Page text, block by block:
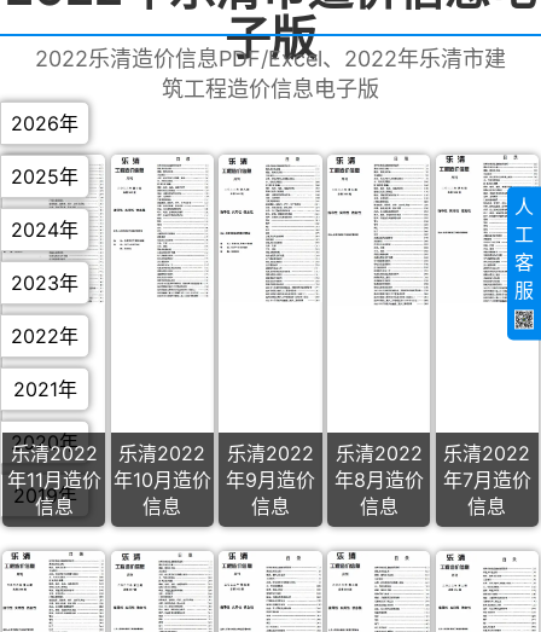
子版
2022乐清造价信息PDF/Excel、2022年乐清市建
筑工程造价信息电子版
乐清2022
年11月造价
信息
乐清2022
年10月造价
信息
乐清2022
年9月造价
信息
乐清2022
年8月造价
信息
乐清2022
年7月造价
信息
2026年
2025年
2024年
2023年
2022年
2021年
2020年
2019年
人
工
客
服